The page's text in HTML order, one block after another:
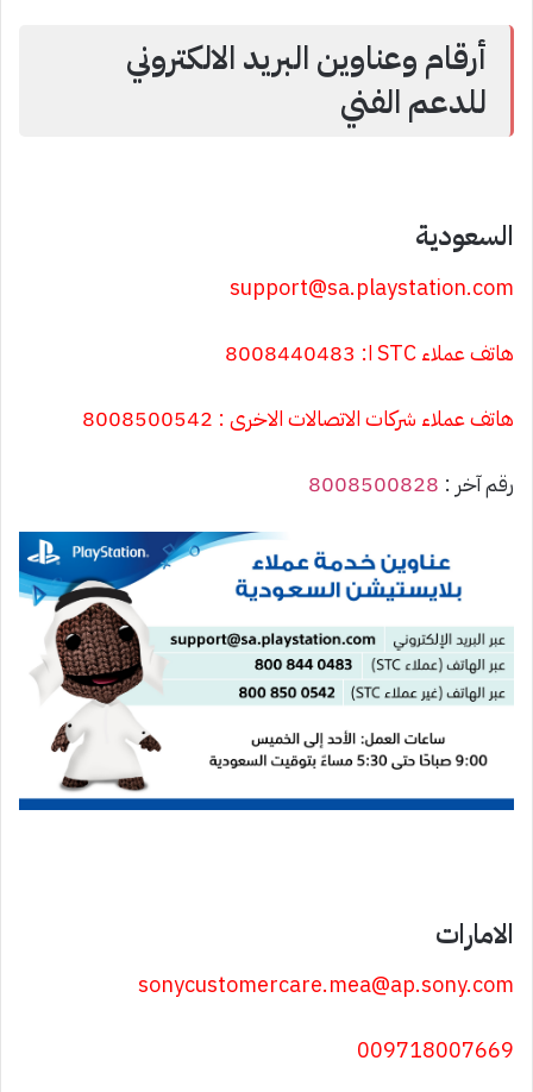
أرقام وعناوين البريد الالكتروني
للدعم الفني
السعودية
support@sa.playstation.com
هاتف عملاء STC ا: 8008440483
هاتف عملاء شركات الاتصالات الاخرى : 8008500542
رقم آخر : 8008500828
الامارات
sonycustomercare.mea@ap.sony.com
009718007669